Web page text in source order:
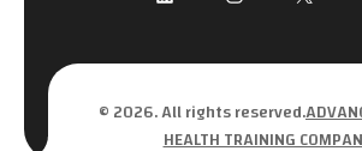
© 2026. All rights reserved.
HEALTH TRAINING